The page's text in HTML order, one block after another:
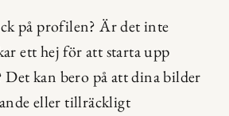
på profilen? Är det inte
ett hej för att starta upp
Det kan bero på att dina bilder
eller tillräckligt